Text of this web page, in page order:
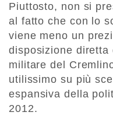
Piuttosto, non si
al fatto che con lo
viene meno un
disposizione diretta
militare del
utilissimo su più
espansiva della
2012.